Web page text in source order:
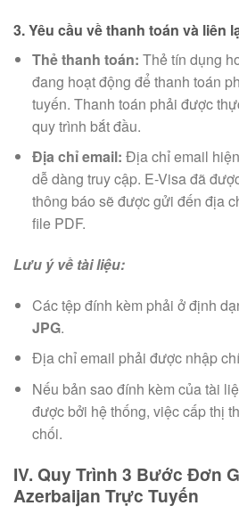
3. Yêu cầu về thanh toán và liên
Thẻ thanh toán: Thẻ tín dụng
đang hoạt động để thanh toán
tuyến. Thanh toán phải được
quy trình bắt đầu.
Địa chỉ email: Địa chỉ email
dễ dàng truy cập. E-Visa đã
thông báo sẽ được gửi đến địa
file PDF.
Lưu ý về tài liệu:
Các tệp đính kèm phải ở định
JPG.
Địa chỉ email phải được nhập
Nếu bản sao đính kèm của tài
được bởi hệ thống, việc cấp thị
chối.
IV. Quy Trình 3 Bước Đơn
Azerbaijan Trực Tuyến